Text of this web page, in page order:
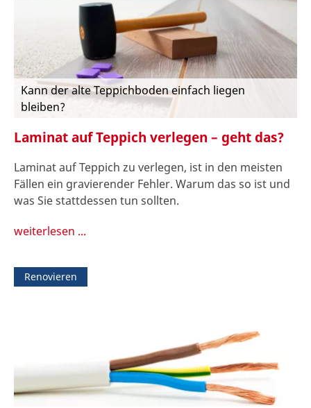
Kann der alte Teppichboden einfach liegen
bleiben?
Laminat auf Teppich verlegen – geht das?
Laminat auf Teppich zu verlegen, ist in den meisten
Fällen ein gravierender Fehler. Warum das so ist und
was Sie stattdessen tun sollten.
weiterlesen ...
Renovieren